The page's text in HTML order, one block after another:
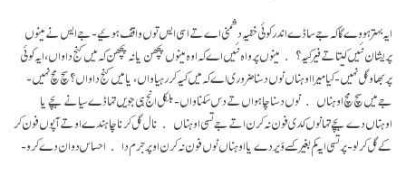
ایہ بہتر ہووے گا کہ جے ساڈے اندر کوئی خفیہ دشمنی اے تے اسی ایس توں واقف ہوئیے- جے ایس نے مینوں
پریشان نئیں کیتا تے فیر کیہ؟ مینوں پرواہ نئیں اے کہ اوہ مینوں پچھن یا نہ پچھن کہ میں کنج دا واں، ایہ کوئی
پربھاو گل نہیں- کیا میرا اوہناں نوں دسنا ضروری اے کہ میں کیہ کر رہیا واں، یا میں کنج دا واں؟ سچ مچ نہیں-
جے میں سچ مچ اوہناں نوں دسنا چاہواں تے دس سکنا واں- بلکل انج ہی جویں تہاڈے سیانے بچے یا
اوہناں دے بچے تہانوں کدی فون نہ کرن اتے جے تسی اوہناں نال گل کرنا چاہندے او تے آپوں فون کر
کے گل کر لو- پر تسی ایہ کم بغیر کسے وَیر دے یا اوہناں نوں فون نہ کرن اوپر جرم دا احساس دوان دے کرو-